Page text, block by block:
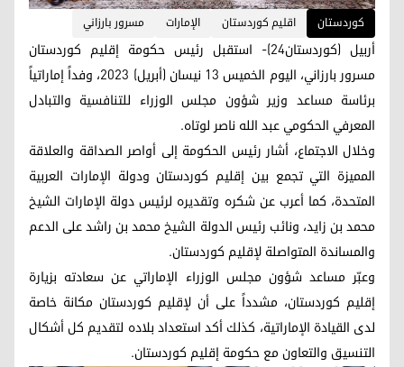
کوردستان اقليم كوردستان الإمارات مسرور بارزاني
أربيل (كوردستان24)- استقبل رئيس حكومة إقليم كوردستان
مسرور بارزاني، اليوم الخميس 13 نيسان (أبريل) 2023، وفداً إماراتياً
برئاسة مساعد وزير شؤون مجلس الوزراء للتنافسية والتبادل
المعرفي الحكومي عبد الله ناصر لوتاه.
وخلال الاجتماع، أشار رئيس الحكومة إلى أواصر الصداقة والعلاقة
المميزة التي تجمع بين إقليم كوردستان ودولة الإمارات العربية
المتحدة، كما أعرب عن شكره وتقديره لرئيس دولة الإمارات الشيخ
محمد بن زايد، ونائب رئيس الدولة الشيخ محمد بن راشد على الدعم
والمساندة المتواصلة لإقليم كوردستان.
وعبّر مساعد شؤون مجلس الوزراء الإماراتي عن سعادته بزيارة
إقليم كوردستان، مشدداً على أن لإقليم كوردستان مكانة خاصة
لدى القيادة الإماراتية، كذلك أكد استعداد بلاده لتقديم كل أشكال
التنسيق والتعاون مع حكومة إقليم كوردستان.